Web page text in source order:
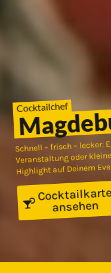
Cocktailchef
Schnell – frisch – lecker:
Veranstaltung oder
Highlight auf Deinem
Cocktailkarte
ansehen